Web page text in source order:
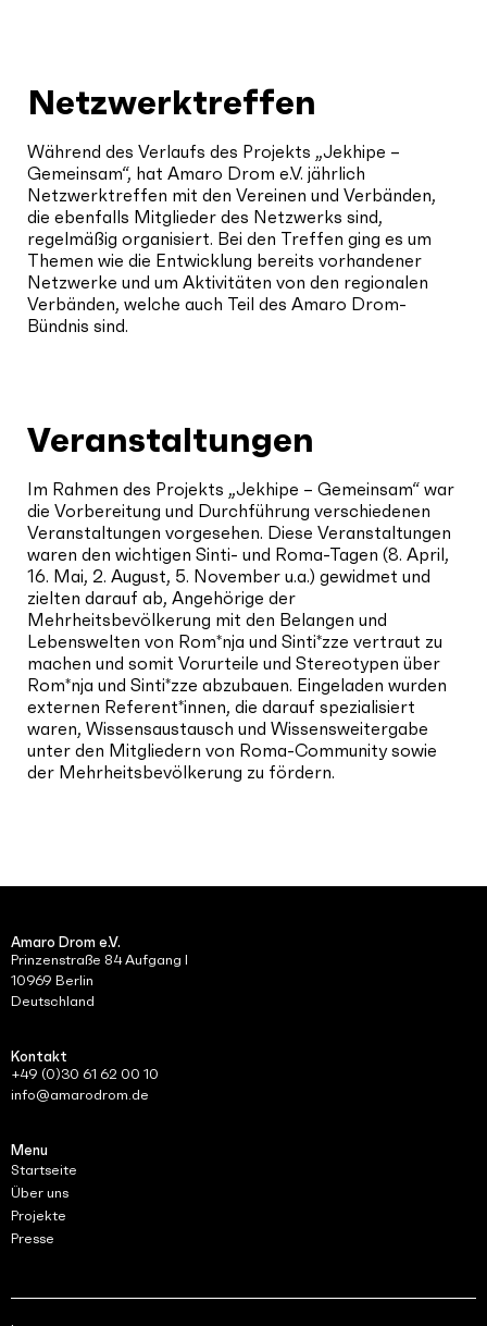
Netzwerktreffen
Während des Verlaufs des Projekts „Jekhipe –
Gemeinsam“, hat Amaro Drom e.V. jährlich
Netzwerktreffen mit den Vereinen und Verbänden,
die ebenfalls Mitglieder des Netzwerks sind,
regelmäßig organisiert. Bei den Treffen ging es um
Themen wie die Entwicklung bereits vorhandener
Netzwerke und um Aktivitäten von den regionalen
Verbänden, welche auch Teil des Amaro Drom-
Bündnis sind.
Veranstaltungen
Im Rahmen des Projekts „Jekhipe – Gemeinsam“ war
die Vorbereitung und Durchführung verschiedenen
Veranstaltungen vorgesehen. Diese Veranstaltungen
waren den wichtigen Sinti- und Roma-Tagen (8. April,
16. Mai, 2. August, 5. November u.a.) gewidmet und
zielten darauf ab, Angehörige der
Mehrheitsbevölkerung mit den Belangen und
Lebenswelten von Rom*nja und Sinti*zze vertraut zu
machen und somit Vorurteile und Stereotypen über
Rom*nja und Sinti*zze abzubauen. Eingeladen wurden
externen Referent*innen, die darauf spezialisiert
waren, Wissensaustausch und Wissensweitergabe
unter den Mitgliedern von Roma-Community sowie
der Mehrheitsbevölkerung zu fördern.
Amaro Drom e.V.
Prinzenstraße 84 Aufgang I
10969 Berlin
Deutschland
Kontakt
+49 (0)30 61 62 00 10
info@amarodrom.de
Menu
Startseite
Über uns
Projekte
Presse